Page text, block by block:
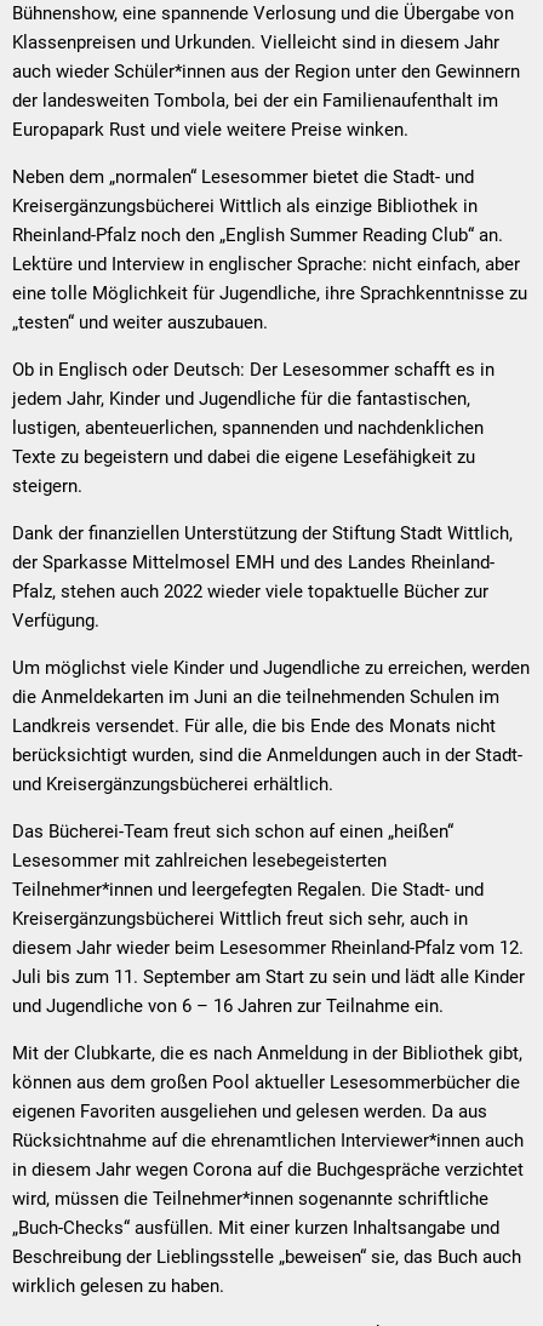
Bühnenshow, eine spannende Verlosung und die Übergabe von
Klassenpreisen und Urkunden. Vielleicht sind in diesem Jahr
auch wieder Schüler*innen aus der Region unter den Gewinnern
der landesweiten Tombola, bei der ein Familienaufenthalt im
Europapark Rust und viele weitere Preise winken.
Neben dem „normalen“ Lesesommer bietet die Stadt- und
Kreisergänzungsbücherei Wittlich als einzige Bibliothek in
Rheinland-Pfalz noch den „English Summer Reading Club“ an.
Lektüre und Interview in englischer Sprache: nicht einfach, aber
eine tolle Möglichkeit für Jugendliche, ihre Sprachkenntnisse zu
„testen“ und weiter auszubauen.
Ob in Englisch oder Deutsch: Der Lesesommer schafft es in
jedem Jahr, Kinder und Jugendliche für die fantastischen,
lustigen, abenteuerlichen, spannenden und nachdenklichen
Texte zu begeistern und dabei die eigene Lesefähigkeit zu
steigern.
Dank der finanziellen Unterstützung der Stiftung Stadt Wittlich,
der Sparkasse Mittelmosel EMH und des Landes Rheinland-
Pfalz, stehen auch 2022 wieder viele topaktuelle Bücher zur
Verfügung.
Um möglichst viele Kinder und Jugendliche zu erreichen, werden
die Anmeldekarten im Juni an die teilnehmenden Schulen im
Landkreis versendet. Für alle, die bis Ende des Monats nicht
berücksichtigt wurden, sind die Anmeldungen auch in der Stadt-
und Kreisergänzungsbücherei erhältlich.
Das Bücherei-Team freut sich schon auf einen „heißen“
Lesesommer mit zahlreichen lesebegeisterten
Teilnehmer*innen und leergefegten Regalen. Die Stadt- und
Kreisergänzungsbücherei Wittlich freut sich sehr, auch in
diesem Jahr wieder beim Lesesommer Rheinland-Pfalz vom 12.
Juli bis zum 11. September am Start zu sein und lädt alle Kinder
und Jugendliche von 6 – 16 Jahren zur Teilnahme ein.
Mit der Clubkarte, die es nach Anmeldung in der Bibliothek gibt,
können aus dem großen Pool aktueller Lesesommerbücher die
eigenen Favoriten ausgeliehen und gelesen werden. Da aus
Rücksichtnahme auf die ehrenamtlichen Interviewer*innen auch
in diesem Jahr wegen Corona auf die Buchgespräche verzichtet
wird, müssen die Teilnehmer*innen sogenannte schriftliche
„Buch-Checks“ ausfüllen. Mit einer kurzen Inhaltsangabe und
Beschreibung der Lieblingsstelle „beweisen“ sie, das Buch auch
wirklich gelesen zu haben.